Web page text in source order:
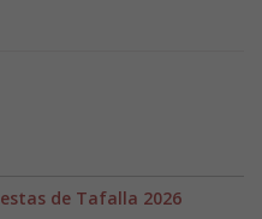
de Tafalla 2026